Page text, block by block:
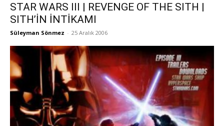
STAR WARS III | REVENGE OF THE SITH |
SITH’İN İNTİKAMI
Süleyman Sönmez - 25 Aralık 2006